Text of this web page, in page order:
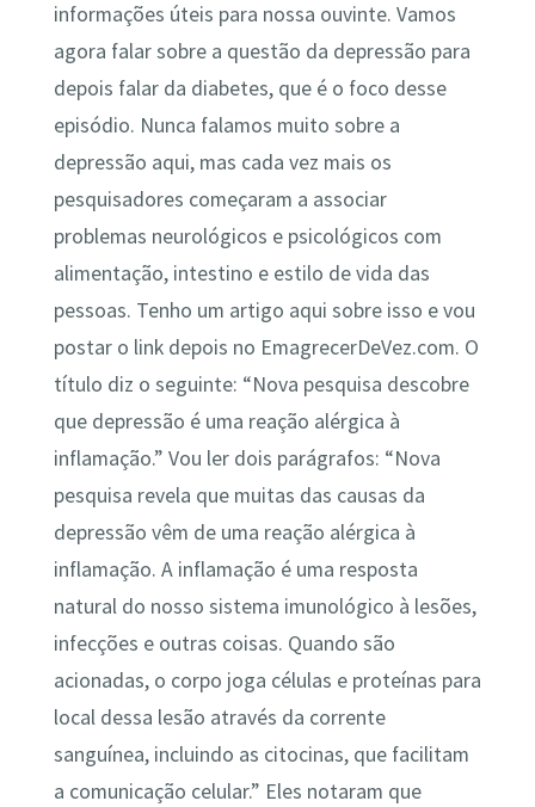
informações úteis para nossa ouvinte. Vamos
agora falar sobre a questão da depressão para
depois falar da diabetes, que é o foco desse
episódio. Nunca falamos muito sobre a
depressão aqui, mas cada vez mais os
pesquisadores começaram a associar
problemas neurológicos e psicológicos com
alimentação, intestino e estilo de vida das
pessoas. Tenho um artigo aqui sobre isso e vou
postar o link depois no EmagrecerDeVez.com. O
título diz o seguinte: “Nova pesquisa descobre
que depressão é uma reação alérgica à
inflamação.” Vou ler dois parágrafos: “Nova
pesquisa revela que muitas das causas da
depressão vêm de uma reação alérgica à
inflamação. A inflamação é uma resposta
natural do nosso sistema imunológico à lesões,
infecções e outras coisas. Quando são
acionadas, o corpo joga células e proteínas para
local dessa lesão através da corrente
sanguínea, incluindo as citocinas, que facilitam
a comunicação celular.” Eles notaram que